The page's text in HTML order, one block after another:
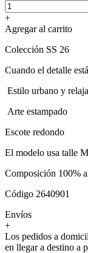
+
Agregar al carrito
Colección SS 26
Cuando el detalle
Estilo urbano y
Arte estampado
Escote redondo
El modelo usa talle M
Composición 100%
Código 2640901
Envíos
+
Los pedidos a
en llegar a destino a